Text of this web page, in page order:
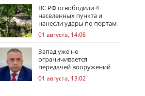
ВС РФ освободили 4
населенных пункта и
нанесли удары по портам
Одессы
01 августа, 14:08
Запад уже не
ограничивается
передачей вооружений
01 августа, 13:02